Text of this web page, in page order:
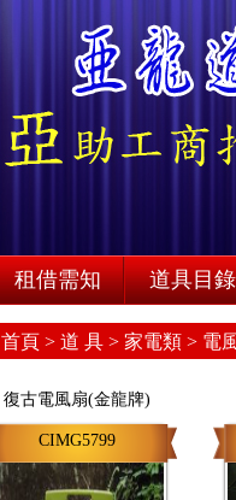
租借需知 道具目錄
首頁 > 道 具 > 家電類 > 電
復古電風扇(金龍牌)
CIMG5799